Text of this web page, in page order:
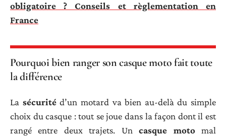
obligatoire ? Conseils et règlementation en
France
Pourquoi bien ranger son casque moto fait toute
la différence
La sécuritéd’un motard va bien au-delà du simple
choix du casque : tout se joue dans la façon dont il est
rangé entre deux trajets. Uncasque motomal